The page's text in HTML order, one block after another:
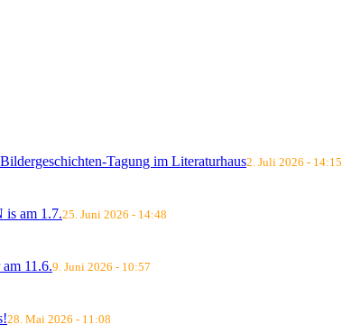
Tagung im Literaturhaus2. Juli 2026 - 14:15
am 1.7.25. Juni 2026 - 14:48
11.6.9. Juni 2026 - 10:57
28. Mai 2026 - 11:08